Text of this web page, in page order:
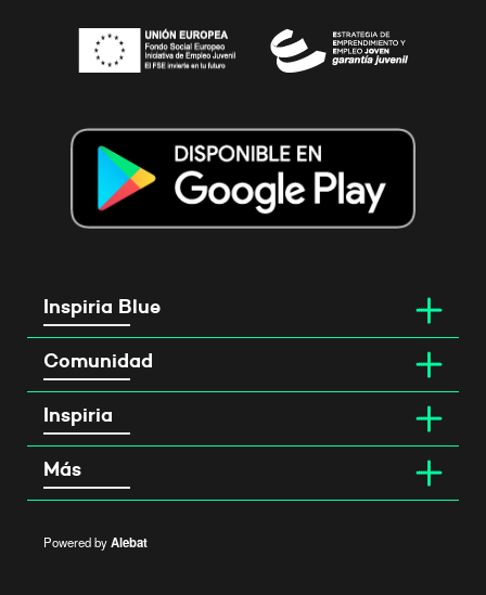
Inspiria Blue
Comunidad
Inspiria
Más
Powered byAlebat